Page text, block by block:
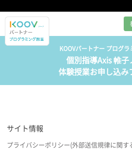
プログラミング教室とは
カリキュラム紹介
サポート
KOOVパートナー プログラ
個別指導Axis 帷子
体験授業お申し込み
サイト情報
プライバシーポリシー(外部送信規律に関す